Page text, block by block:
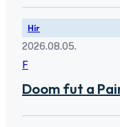
Hír
2026.08.05.
F
Doom fut a